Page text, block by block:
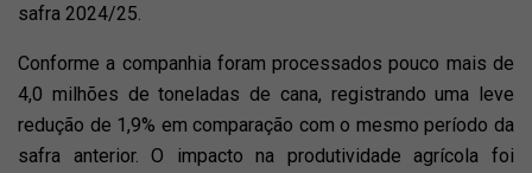
safra 2024/25.
Conforme a companhia foram processados pouco mais de
4,0 milhões de toneladas de cana, registrando uma leve
redução de 1,9% em comparação com o mesmo período da
safra anterior. O impacto na produtividade agrícola foi